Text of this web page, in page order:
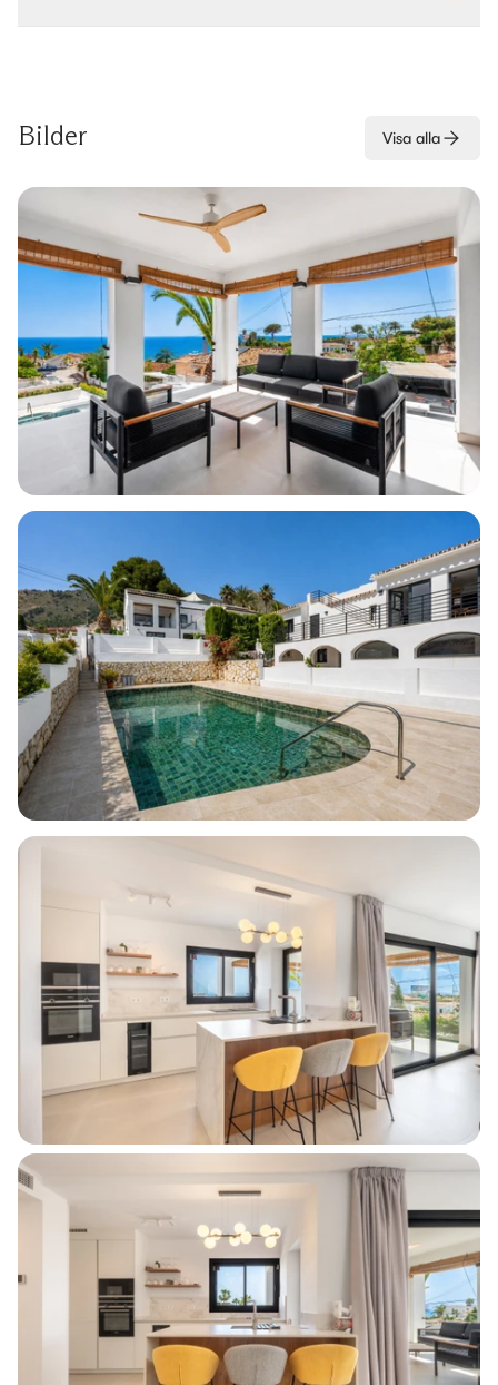
Bilder Visa alla